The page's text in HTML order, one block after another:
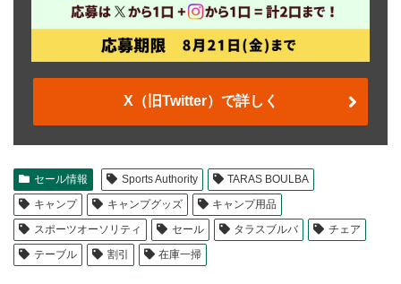
X（旧Twitter）で詳しく
セール情報 Sports Authority
TARAS BOULBA
キャンプ
キャンプグッズ
キャンプ用品
スポーツオーソリティ
セール タラスブルバ
チェア
テーブル
割引 在庫一掃